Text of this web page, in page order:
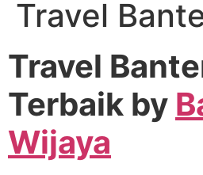
Travel
Travel
Terbaik by
Wijaya